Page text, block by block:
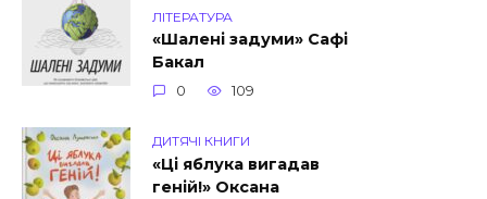
ЛІТЕРАТУРА
«Шалені задуми» Сафі
Бакал
0 109
ДИТЯЧІ КНИГИ
«Ці яблука вигадав
геній!» Оксана